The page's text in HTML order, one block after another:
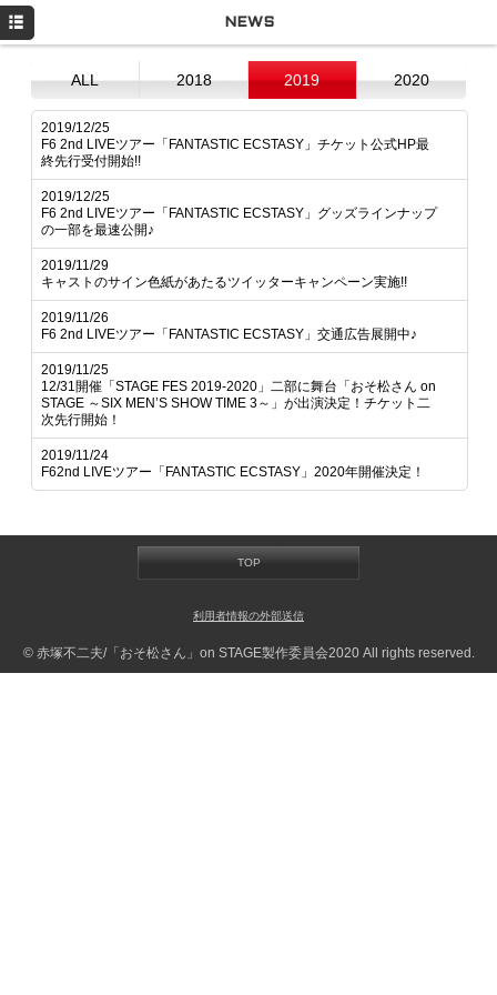
NEWS
ALL 2018 2019 2020
2019/12/25
F6 2nd LIVEツアー「FANTASTIC ECSTASY」チケット公式HP最
終先行受付開始!!
2019/12/25
F6 2nd LIVEツアー「FANTASTIC ECSTASY」グッズラインナップ
の一部を最速公開♪
2019/11/29
キャストのサイン色紙があたるツイッターキャンペーン実施!!
2019/11/26
F6 2nd LIVEツアー「FANTASTIC ECSTASY」交通広告展開中♪
2019/11/25
12/31開催「STAGE FES 2019-2020」二部に舞台「おそ松さん on
STAGE ～SIX MEN’S SHOW TIME 3～」が出演決定！チケット二
次先行開始！
2019/11/24
F62nd LIVEツアー「FANTASTIC ECSTASY」2020年開催決定！
TOP
利用者情報の外部送信
© 赤塚不二夫/「おそ松さん」on STAGE製作委員会2020 All rights reserved.
LIVE
DISCOGRAPHY
GOODS
Q&A
MOVIE
PROFILE
Twitter